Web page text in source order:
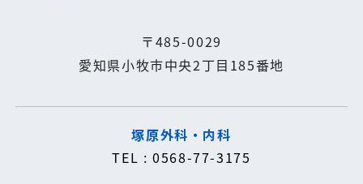
〒485-0029
愛知県小牧市中央2丁目185番地
塚原外科・内科
TEL : 0568-77-3175